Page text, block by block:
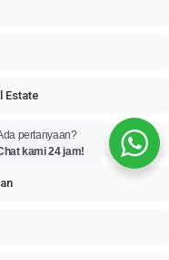
Estate
pertanyaan?
kami 24 jam!